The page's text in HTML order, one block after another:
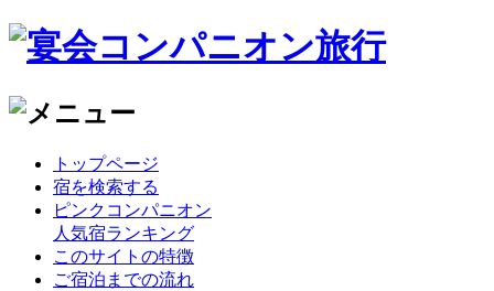
トップページ
宿を検索する
ピンクコンパニオン
人気宿ランキング
このサイトの特徴
ご宿泊までの流れ